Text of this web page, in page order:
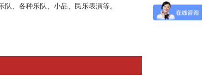
、各种乐队、小品、民乐表演等。